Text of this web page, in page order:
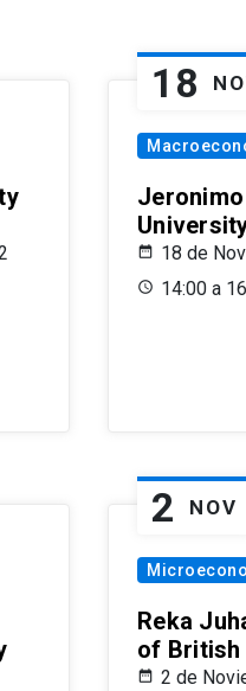
18
18 de
14:00 a
2 NOV
Reka
of British
2 de